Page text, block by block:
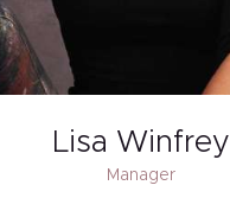
Lisa Winfrey
Manager